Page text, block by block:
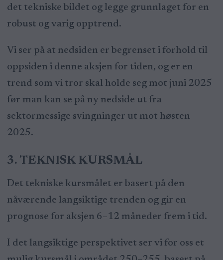
det tekniske bildet og legge grunnlaget for en
robust og varig opptrend.
Vi ser på at nedsiden er begrenset i forhold til
oppsiden i denne aksjen for tiden, og er en
trend som vi tror skal holde seg mot juni 2025
før man kan se på ny nedside ut fra
sektormessige svingninger ut mot høsten
2025.
3. TEKNISK KURSMÅL
Det tekniske kursmålet er basert på den
nåværende langsiktige trenden og gir en
prognose for aksjen 6–12 måneder frem i tid.
I det langsiktige perspektivet ser vi for oss et